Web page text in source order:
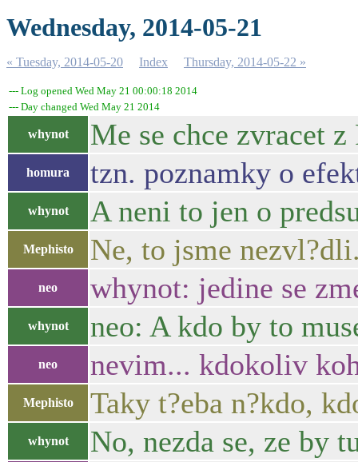
Wednesday, 2014-05-21
« Tuesday, 2014-05-20 Index Thursday, 2014-05-22 »
--- Log opened Wed May 21 00:00:18 2014
--- Day changed Wed May 21 2014
whynot Me se chce zvracet
homura tzn. poznamky o
whynot A neni to jen o
Mephisto Ne, to jsme
neo whynot: jedine se
whynot neo: A kdo by to
neo nevim... kdokoliv
Mephisto Taky t?eba n?kdo,
whynot No, nezda se, ze by